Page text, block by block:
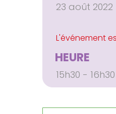
23 août 2022
HEURE
15h30 - 16h30